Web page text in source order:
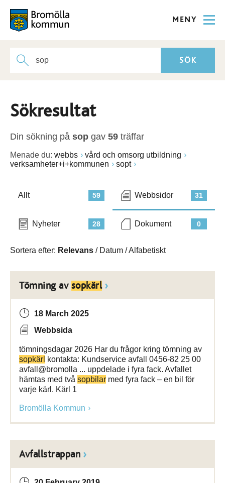
MENY
Sökresultat
Din sökning på sop gav 59 träffar
Menade du: webbs
vård och omsorg utbildning
verksamheter+i+kommunen
sopt
59
Allt 31
Webbsidor
28
Nyheter 0
Dokument
Sortera efter: Relevans / Datum /Alfabetiskt
Tömning av sopkärl
18 March 2025
Webbsida
tömningsdagar 2026 Har du frågor kring tömning av
sopkärl kontakta: Kundservice avfall 0456-82 25 00
avfall@bromolla ... uppdelade i fyra fack. Avfallet
hämtas med två sopbilar med fyra fack – en bil för
varje kärl. Kärl 1
Bromölla Kommun
Avfallstrappan